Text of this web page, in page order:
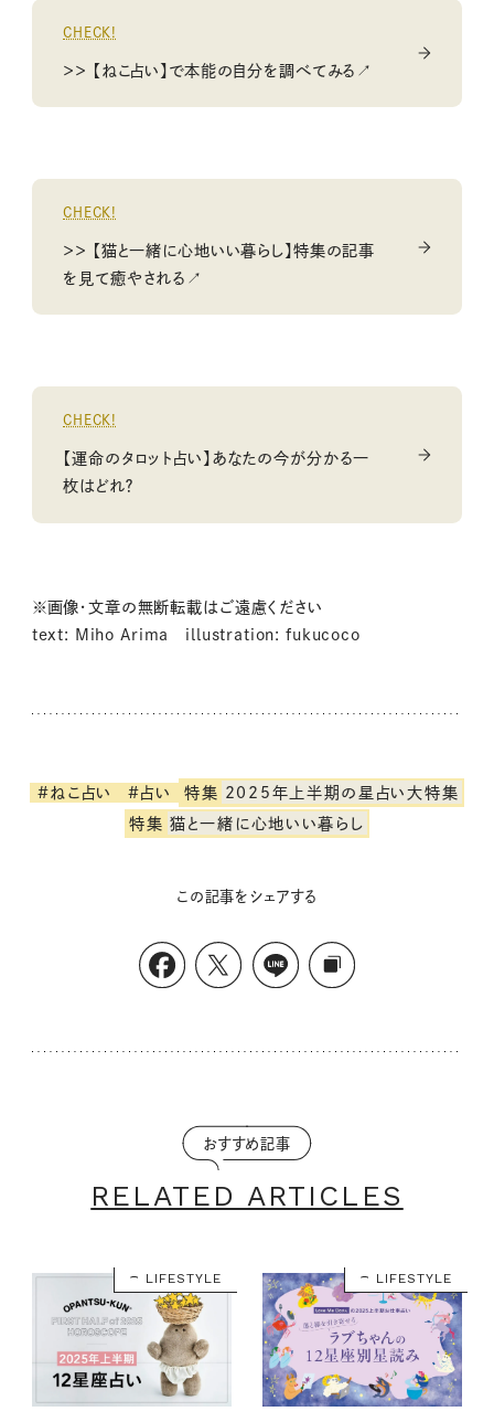
CHECK!
＞＞ 【ねこ占い】で本能の自分を調べてみる↗
CHECK!
＞＞ 【猫と一緒に心地いい暮らし】特集の記事
を見て癒やされる↗
CHECK!
【運命のタロット占い】あなたの今が分かる一
枚はどれ？
※画像・文章の無断転載はご遠慮ください
text: Miho Arima illustration: fukucoco
#ねこ占い #占い 特集 2025年上半期の星占い大特集
特集 猫と一緒に心地いい暮らし
この記事をシェアする
おすすめ記事
RELATED ARTICLES
LIFESTYLE LIFESTYLE